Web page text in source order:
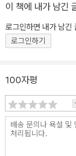
이 책에 내가 남긴
로그인하면 내가 남긴
로그인하기
100자평